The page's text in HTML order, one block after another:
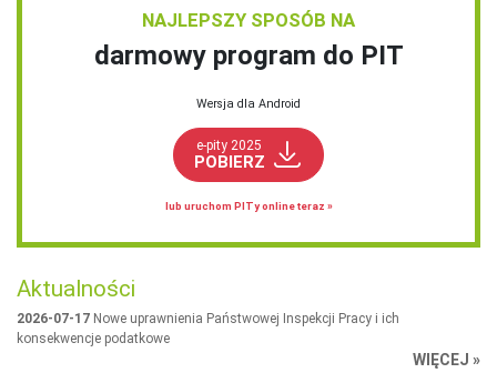
NAJLEPSZY SPOSÓB NA
darmowy program do PIT
Wersja dla Android
e-pity 2025
POBIERZ
lub uruchom PITy online teraz »
Aktualności
2026-07-17 Nowe uprawnienia Państwowej Inspekcji Pracy i ich
konsekwencje podatkowe
WIĘCEJ »